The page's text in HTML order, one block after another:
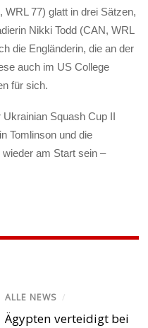
77) glatt in drei Sätzen,
Nikki Todd (CAN, WRL
die Engländerin, die an der
auch im US College
für sich.
Squash Cup II
Tomlinson und die
am Start sein –
ALLE NEWS /
Ägypten verteidigt bei